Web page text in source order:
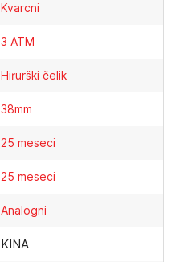
Kvarcni
3 ATM
Hirurški čelik
38mm
25 meseci
25 meseci
Analogni
KINA